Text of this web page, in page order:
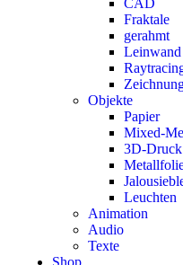
CAD
Fraktale
gerahmt
Leinwand
Objekte
Papier
Mixed-
3D-Druck
Leuchten
Animation
Audio
Texte